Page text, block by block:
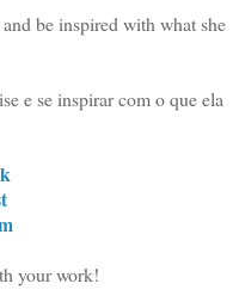
be inspired with what she
e se inspirar com o que ela
your work!